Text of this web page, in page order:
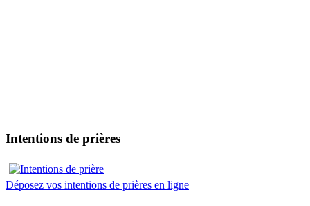
Intentions de prières
Déposez vos intentions de prières en ligne